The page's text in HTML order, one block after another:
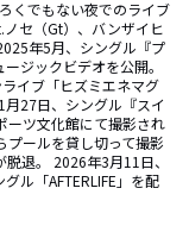
くでもない夜でのライブ
セ（Gt）、バンザイヒ
年5月、シングル『プ
ジックビデオを公開。
イブ「ヒズミエネマグ
27日、シングル『スイ
ーツ文化館にて撮影され
プールを貸し切って撮影
退。 2026年3月11日、
ル「AFTERLIFE」を配